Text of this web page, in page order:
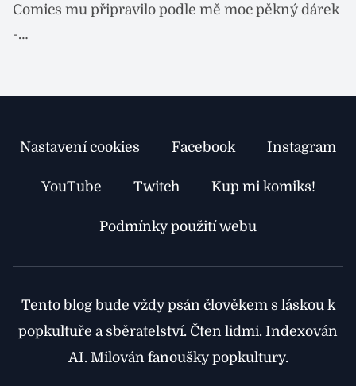
Comics mu připravilo podle mě moc pěkný dárek
-…
Nastavení cookies Facebook Instagram
YouTube Twitch Kup mi komiks!
Podmínky použití webu
Tento blog bude vždy psán člověkem s láskou k
popkultuře a sběratelství. Čten lidmi. Indexován
AI. Milován fanoušky popkultury.